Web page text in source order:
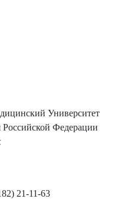
Университет
Российской Федерации
21-11-63